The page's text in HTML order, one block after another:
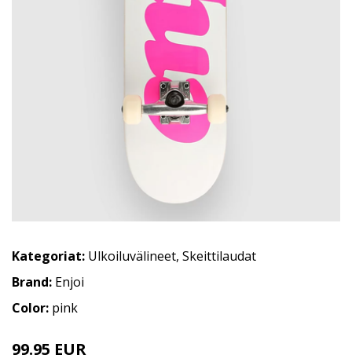
Kategoriat: Ulkoiluvälineet, Skeittilaudat
Brand: Enjoi
Color: pink
99.95 EUR